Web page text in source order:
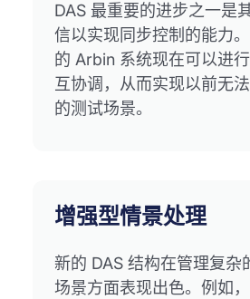
DAS 最重要的进步之一是
信以实现同步控制的能力
的 Arbin 系统现在可以进
互协调，从而实现以前无
的测试场景。
增强型情景处理
新的 DAS 结构在管理复杂
场景方面表现出色。例如